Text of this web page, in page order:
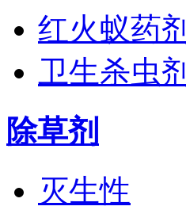
红火蚁药剂
卫生杀虫剂
除草剂
灭生性